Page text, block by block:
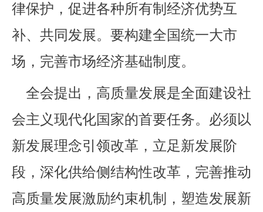
律保护，促进各种所有制经济优势互
补、共同发展。要构建全国统一大市
场，完善市场经济基础制度。
全会提出，高质量发展是全面建设社
会主义现代化国家的首要任务。必须以
新发展理念引领改革，立足新发展阶
段，深化供给侧结构性改革，完善推动
高质量发展激励约束机制，塑造发展新